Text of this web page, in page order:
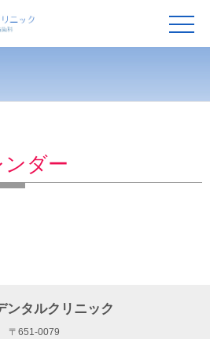
メ
ニ
ュ
ンダー
ンタルクリニック
〒651-0079